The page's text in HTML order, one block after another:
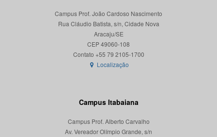
Campus Prof. João Cardoso Nascimento
Rua Cláudio Batista, s/n, Cidade Nova
Aracaju/SE
CEP 49060-108
Localização
Campus Itabaiana
Campus Prof. Alberto Carvalho
Av. Vereador Olímpio Grande, s/n